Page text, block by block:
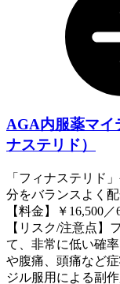
AGA内服薬マイ
ナステリド）
「フィナステリド
分をバランスよく
【料金】￥16,500
【リスク/注意点】
て、非常に低い確
や腹痛、頭痛など
ジル服用による副